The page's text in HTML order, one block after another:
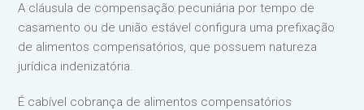
A cláusula de compensação pecuniária por tempo de
casamento ou de união estável configura uma prefixação
de alimentos compensatórios, que possuem natureza
jurídica indenizatória.
É cabível cobrança de alimentos compensatórios